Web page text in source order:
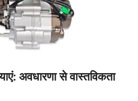
अवधारणा से वास्तविकता